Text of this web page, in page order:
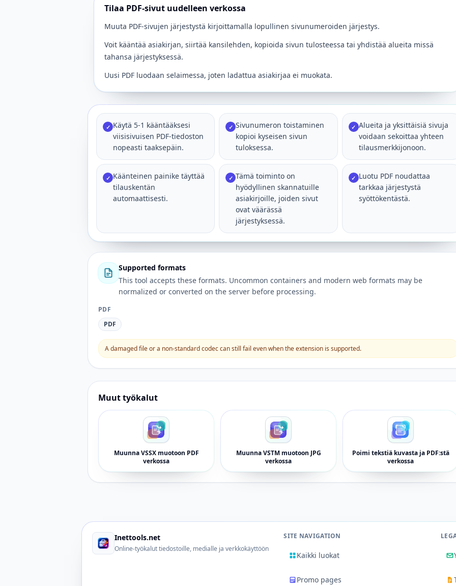
Tilaa PDF-sivut uudelleen verkossa
Muuta PDF-sivujen järjestystä kirjoittamalla lopullinen sivunumeroiden järjestys.
Voit kääntää asiakirjan, siirtää kansilehden, kopioida sivun tulosteessa tai yhdistää alueita missä
tahansa järjestyksessä.
Uusi PDF luodaan selaimessa, joten ladattua asiakirjaa ei muokata.
✓ Käytä 5-1 kääntääksesi
viisisivuisen PDF-tiedoston
nopeasti taaksepäin.
✓ Sivunumeron toistaminen
kopioi kyseisen sivun
tuloksessa.
✓ Alueita ja yksittäisiä sivuja
voidaan sekoittaa yhteen
tilausmerkkijonoon.
✓ Käänteinen painike täyttää
tilauskentän
automaattisesti.
✓ Tämä toiminto on
hyödyllinen skannatuille
asiakirjoille, joiden sivut
ovat väärässä
järjestyksessä.
✓ Luotu PDF noudattaa
tarkkaa järjestystä
syöttökentästä.
Supported formats
This tool accepts these formats. Uncommon containers and modern web formats may be
normalized or converted on the server before processing.
PDF
PDF
A damaged file or a non-standard codec can still fail even when the extension is supported.
Muut työkalut
Muunna VSSX muotoon PDF
verkossa
Muunna VSTM muotoon JPG
verkossa
Poimi tekstiä kuvasta ja PDF:stä
verkossa
Inettools.net
Online-työkalut tiedostoille, medialle ja verkkokäyttöön
SITE NAVIGATION
Kaikki luokat
Promo pages